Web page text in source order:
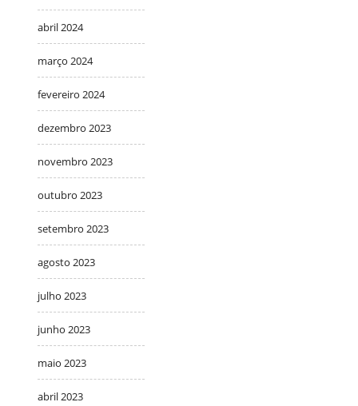
abril 2024
março 2024
fevereiro 2024
dezembro 2023
novembro 2023
outubro 2023
setembro 2023
agosto 2023
julho 2023
junho 2023
maio 2023
abril 2023